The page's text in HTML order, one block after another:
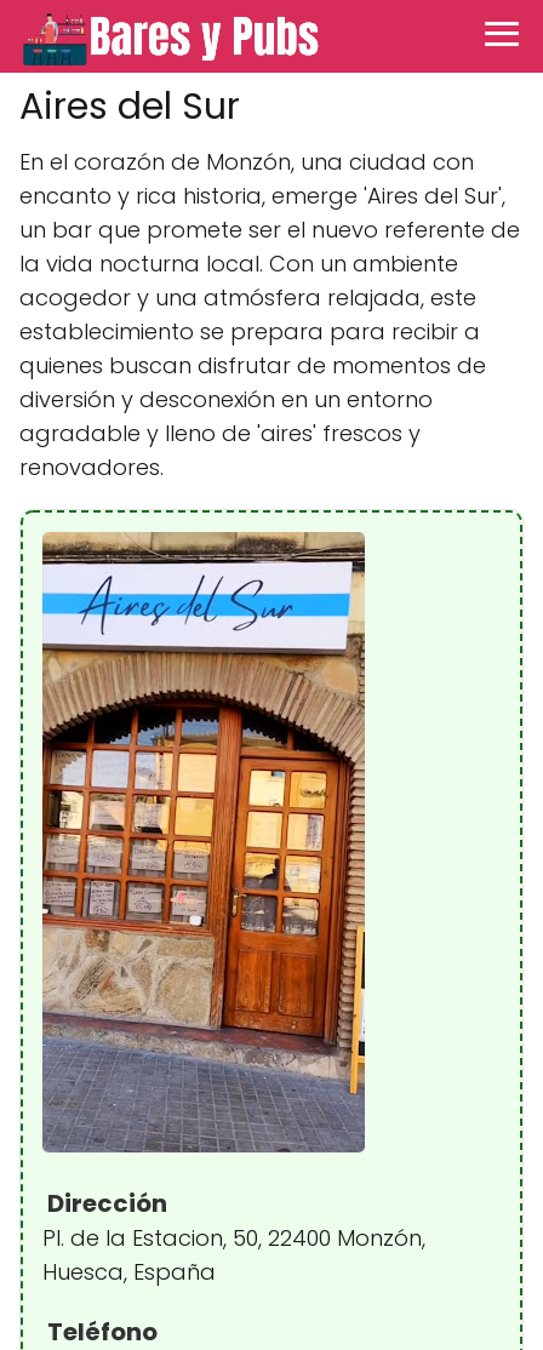
Aires del Sur
En el corazón de Monzón, una ciudad con
encanto y rica historia, emerge 'Aires del Sur',
un bar que promete ser el nuevo referente de
la vida nocturna local. Con un ambiente
acogedor y una atmósfera relajada, este
establecimiento se prepara para recibir a
quienes buscan disfrutar de momentos de
diversión y desconexión en un entorno
agradable y lleno de 'aires' frescos y
renovadores.
Dirección
Pl. de la Estacion, 50, 22400 Monzón,
Huesca, España
Teléfono